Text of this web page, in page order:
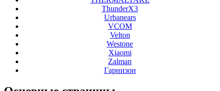
ThunderX3
Urbanears
VCOM
Velton
Westone
Xiaomi
Zalman
Гарнизон